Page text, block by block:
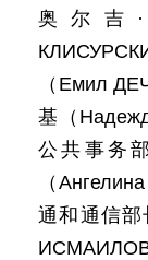
奥尔吉
（Емил
基（
公共事务
（
通和通信部
ИСМАИЛОВ